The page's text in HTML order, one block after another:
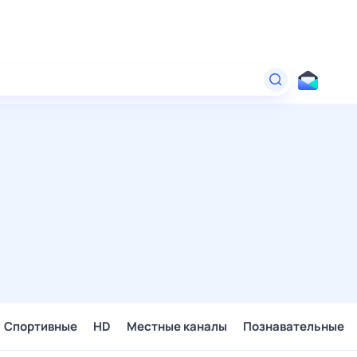
Спортивные HD Местные каналы Познавательные